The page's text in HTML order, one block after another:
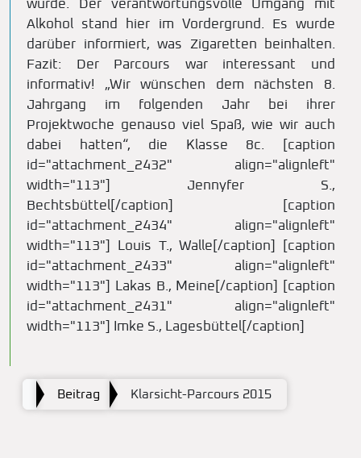
wurde. Der verantwortungsvolle Umgang mit
Alkohol stand hier im Vordergrund. Es wurde
darüber informiert, was Zigaretten beinhalten.
Fazit: Der Parcours war interessant und
informativ! „Wir wünschen dem nächsten 8.
Jahrgang im folgenden Jahr bei ihrer
Projektwoche genauso viel Spaß, wie wir auch
dabei hatten“, die Klasse 8c. [caption
id="attachment_2432" align="alignleft"
width="113"] Jennyfer S.,
Bechtsbüttel[/caption] [caption
id="attachment_2434" align="alignleft"
width="113"] Louis T., Walle[/caption] [caption
id="attachment_2433" align="alignleft"
width="113"] Lakas B., Meine[/caption] [caption
id="attachment_2431" align="alignleft"
width="113"] Imke S., Lagesbüttel[/caption]
Beitrag Klarsicht-Parcours 2015